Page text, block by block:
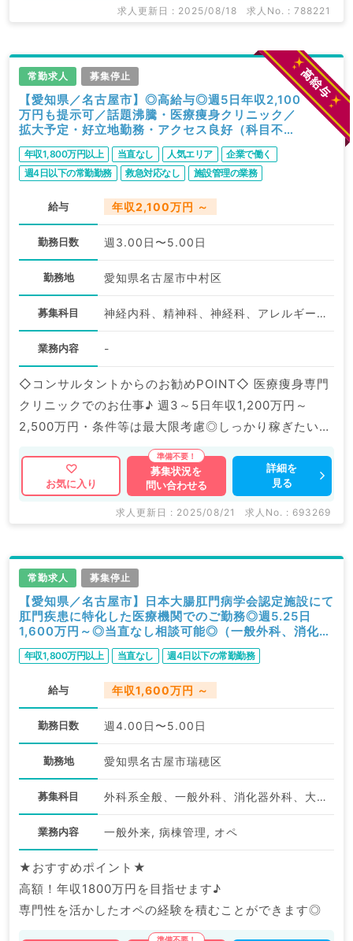
求人更新日 : 2025/08/18 求人No. : 788221
常勤求人 募集停止
【愛知県／名古屋市】◎高給与◎週5日年収2,100
万円も提示可／話題沸騰・医療痩身クリニック／
拡大予定・好立地勤務・アクセス良好（科目不問
／常勤）
年収1,800万円以上 当直なし 人気エリア
企業で働く
週4日以下の常勤勤務
救急対応なし
施設管理の業務
WEB面接可
高給与
給与 年収2,100万円 ～
勤務日数 週3.00日〜5.00日
勤務地 愛知県名古屋市中村区
募集科目 神経内科、精神科、神経科、アレルギー科、リウマチ科、小児科、整形外科、形成外科、美容外科、脳神経外科、呼吸器外科、心臓血管外科、小児外科、皮膚科、泌尿器科、産婦人科、産科、婦人科、眼科、耳鼻咽喉科、気管食道科、放射線科、リハビリテーション科、麻酔科、ペインクリニック、人工透析科、緩和ケア科、一般内科、循環器内科、呼吸器内科、消化器内科、内分泌・代謝内科、腎臓内科、老年内科、血液内科、外科系全般、一般外科、消化器外科、乳腺外科、総合診療科、美容皮膚科、健診・人間ドック、救急科・ＩＣＵ、病理科、基礎医学系、膠原病科、スポーツ整形外科、大腸・肛門外科、その他、産業医、科目不問
業務内容 -
◇コンサルタントからのお勧めPOINT◇ 医療痩身専門
クリニックでのお仕事♪ 週3～5日年収1,200万円～
2,500万円・条件等は最大限考慮◎しっかり稼ぎたい先
アであり、指導体制も充実しております。 マイナビ
DOCTORでは病院やクリニックなどの医療機関求人は
もちろんのこと、 掲載情報以外にも産業医等の企業系
にお問合せ下さい。
お気に入り
募集状況を
問い合わせる
詳細を
見る
求人更新日 : 2025/08/21 求人No. : 693269
常勤求人 募集停止
【愛知県／名古屋市】日本大腸肛門病学会認定施設にて
肛門疾患に特化した医療機関でのご勤務◎週5.25日
1,600万円～◎当直なし相談可能◎（一般外科、消化器
外科、肛門外科／常勤）
年収1,800万円以上 当直なし 週4日以下の常勤勤務
給与 年収1,600万円 ～
勤務日数 週4.00日〜5.00日
勤務地 愛知県名古屋市瑞穂区
募集科目 外科系全般、一般外科、消化器外科、大腸・肛門外科
業務内容 一般外来, 病棟管理, オペ
★おすすめポイント★
高額！年収1800万円を目指せます♪
専門性を活かしたオペの経験を積むことができます◎